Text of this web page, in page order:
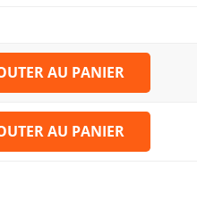
AU PANIER
AU PANIER